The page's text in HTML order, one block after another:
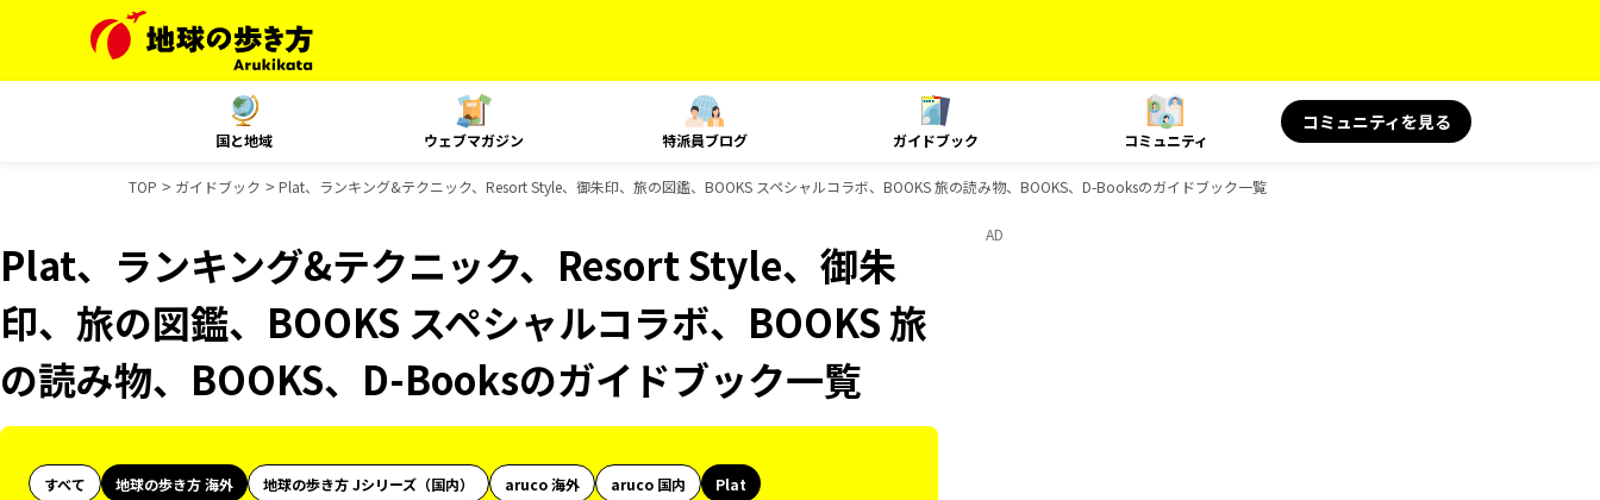
国と地域 ウェブマガジン 特派員ブログ ガイドブック コミュニティ
コミュニティを見る
TOP ガイドブック Plat、ランキング&テクニック、Resort Style、御朱印、旅の図鑑、BOOKS スペシャルコラボ、BOOKS 旅の読み物、BOOKS、D-Booksのガイドブック一覧
Plat、ランキング&テクニック、Resort Style、御朱
印、旅の図鑑、BOOKS スペシャルコラボ、BOOKS 旅
の読み物、BOOKS、D-Booksのガイドブック一覧
すべて 地球の歩き方 海外 地球の歩き方 Jシリーズ（国内） aruco 海外 aruco 国内
Plat
AD